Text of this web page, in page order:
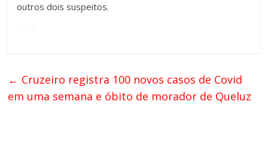
outros dois suspeitos.
← Cruzeiro registra 100 novos casos de Covid
em uma semana e óbito de morador de Queluz